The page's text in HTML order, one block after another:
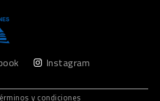
Instagram
y condiciones